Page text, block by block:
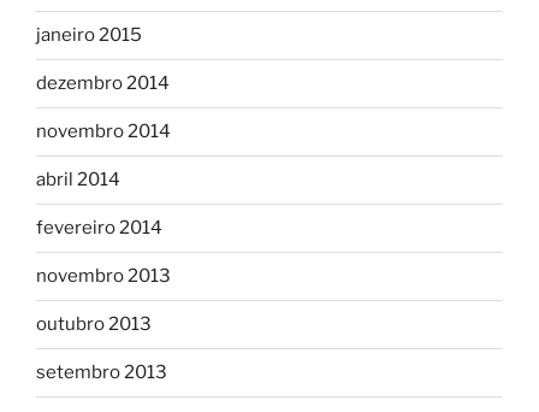
janeiro 2015
dezembro 2014
novembro 2014
abril 2014
fevereiro 2014
novembro 2013
outubro 2013
setembro 2013